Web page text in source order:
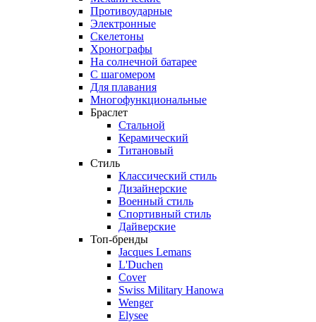
Противоударные
Электронные
Скелетоны
Хронографы
На солнечной батарее
С шагомером
Для плавания
Многофункциональные
Браслет
Стальной
Керамический
Титановый
Стиль
Классический стиль
Дизайнерские
Военный стиль
Спортивный стиль
Дайверские
Топ-бренды
Jacques Lemans
L'Duchen
Cover
Swiss Military Hanowa
Wenger
Elysee